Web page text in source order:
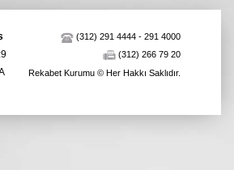
(312) 291 4444- 291 4000
(312) 266 79 20
Rekabet Kurumu © Her Hakkı Saklıdır.